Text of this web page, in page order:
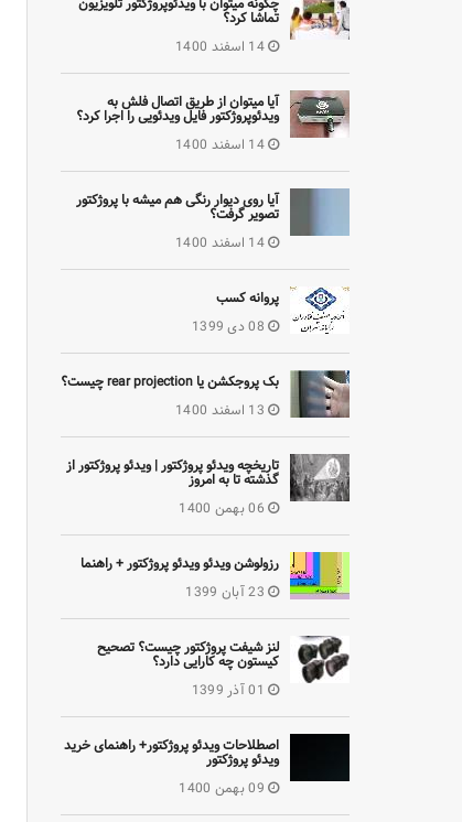
تماشا کرد؟
14 اسفند 1400
آیا میتوان از طریق اتصال فلش به
ویدئوپروژکتور فایل ویدئویی را اجرا کرد؟
14 اسفند 1400
آیا روی دیوار رنگی هم میشه با پروژکتور
تصویر گرفت؟
14 اسفند 1400
پروانه کسب
08 دی 1399
بک پروجکشن یا rear projection چیست؟
13 اسفند 1400
تاریخچه ویدئو پروژکتور | ویدئو پروژکتور از
گذشته تا به امروز
06 بهمن 1400
رزولوشن ویدئو ویدئو پروژکتور + راهنما
23 آبان 1399
لنز شیفت پروژکتور چیست؟ تصحیح
کیستون چه کارایی دارد؟
01 آذر 1399
اصطلاحات ویدئو پروژکتور+ راهنمای خرید
ویدئو پروژکتور
09 بهمن 1400